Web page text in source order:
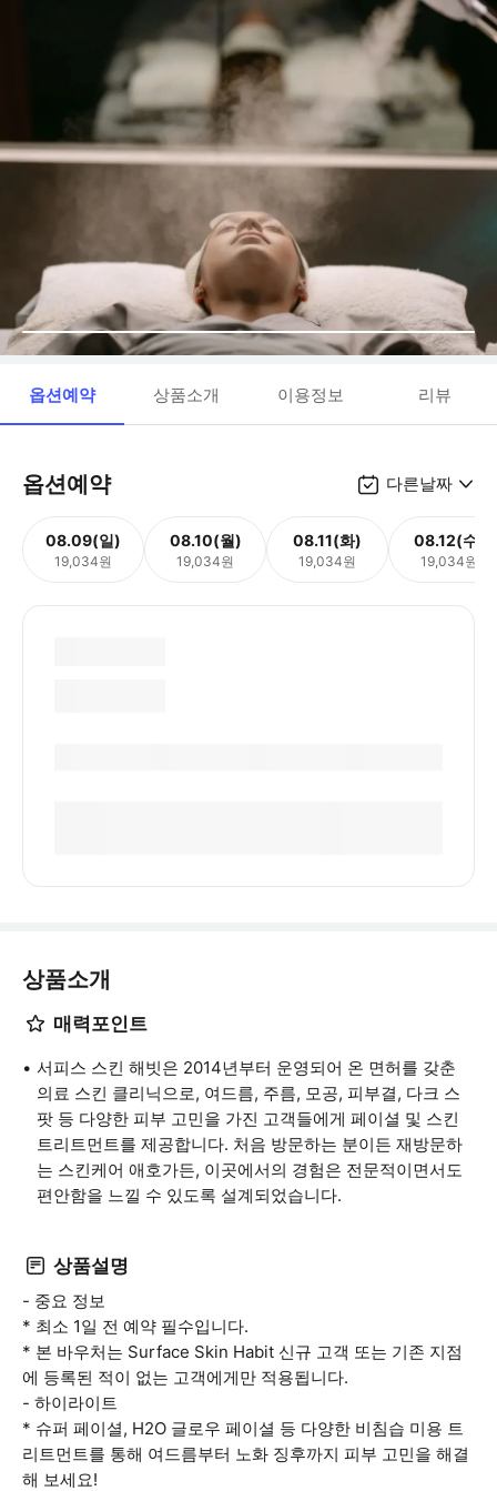
옵션예약 상품소개 이용정보 리뷰
옵션예약 다른날짜
08.09(일)
19,034원
08.10(월)
19,034원
08.11(화)
19,034원
08.12(수)
19,034원
상품소개
매력포인트
서피스 스킨 해빗은 2014년부터 운영되어 온 면허를 갖춘
의료 스킨 클리닉으로, 여드름, 주름, 모공, 피부결, 다크 스
팟 등 다양한 피부 고민을 가진 고객들에게 페이셜 및 스킨
트리트먼트를 제공합니다. 처음 방문하는 분이든 재방문하
는 스킨케어 애호가든, 이곳에서의 경험은 전문적이면서도
편안함을 느낄 수 있도록 설계되었습니다.
상품설명
- 중요 정보
* 최소 1일 전 예약 필수입니다.
* 본 바우처는 Surface Skin Habit 신규 고객 또는 기존 지점
에 등록된 적이 없는 고객에게만 적용됩니다.
- 하이라이트
* 슈퍼 페이셜, H2O 글로우 페이셜 등 다양한 비침습 미용 트
리트먼트를 통해 여드름부터 노화 징후까지 피부 고민을 해결
해 보세요!